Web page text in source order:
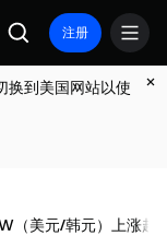
注册
换到美国网站以使
（美元/韩元）上涨超